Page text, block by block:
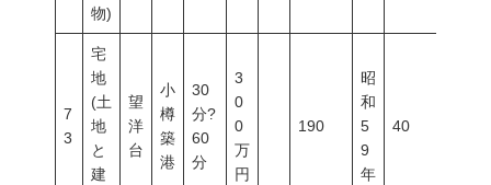
物)
7
3
宅
地
(土
地
と
建
望
洋
台
小
樽
築
港
30
分?
60
分
3
0
0
万
円
190
昭
和
5
9
年
40